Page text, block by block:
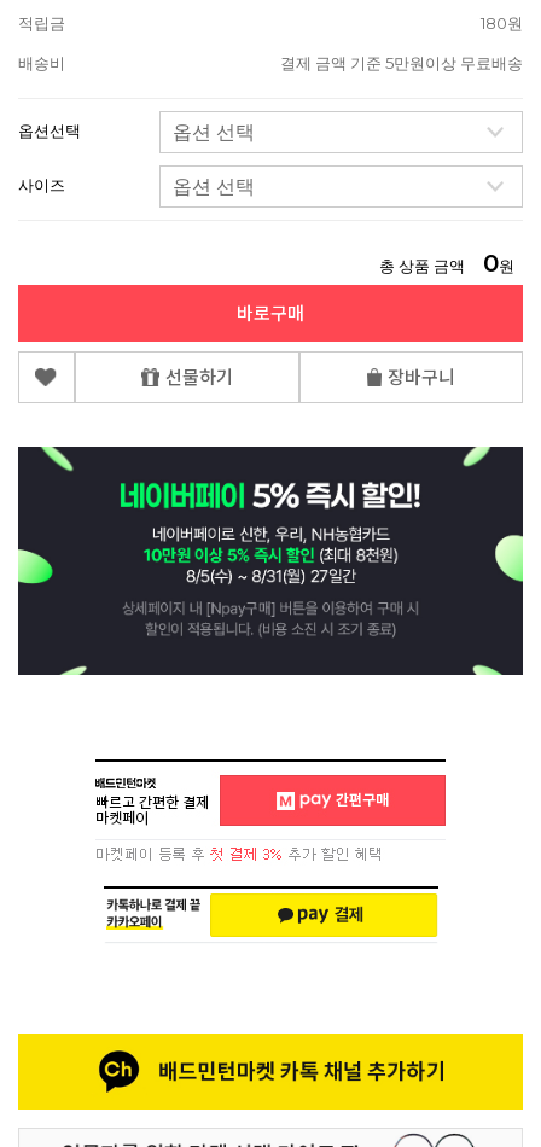
적립금
180원
배송비 결제 금액 기준 5만원이상 무료배송
옵션선택
사이즈
총 상품 금액 0원
바로구매
선물하기 장바구니